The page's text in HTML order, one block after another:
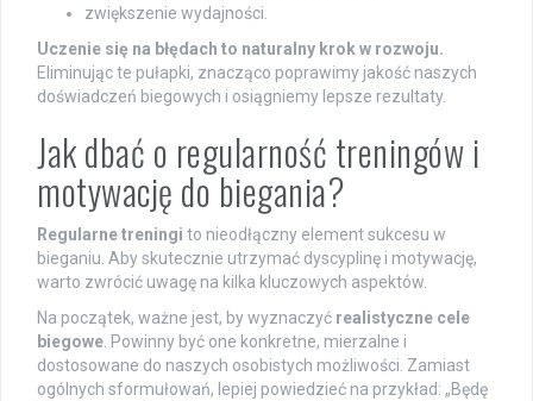
zwiększenie wydajności.
Uczenie się na błędach to naturalny krok w rozwoju.
Eliminując te pułapki, znacząco poprawimy jakość naszych
doświadczeń biegowych i osiągniemy lepsze rezultaty.
Jak dbać o regularność treningów i
motywację do biegania?
Regularne treningi to nieodłączny element sukcesu w
bieganiu. Aby skutecznie utrzymać dyscyplinę i motywację,
warto zwrócić uwagę na kilka kluczowych aspektów.
Na początek, ważne jest, by wyznaczyć realistyczne cele
biegowe . Powinny być one konkretne, mierzalne i
dostosowane do naszych osobistych możliwości. Zamiast
ogólnych sformułowań, lepiej powiedzieć na przykład: „Będę